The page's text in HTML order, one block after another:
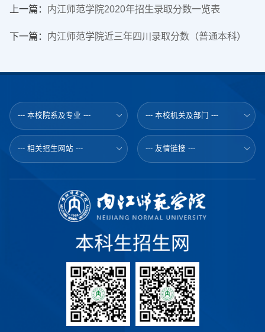
上一篇： 内江师范学院2020年招生录取分数一览表
下一篇： 内江师范学院近三年四川录取分数（普通本科）
--- 本校院系及专业 --- --- 本校机关及部门 ---
--- 相关招生网站 --- --- 友情链接 ---